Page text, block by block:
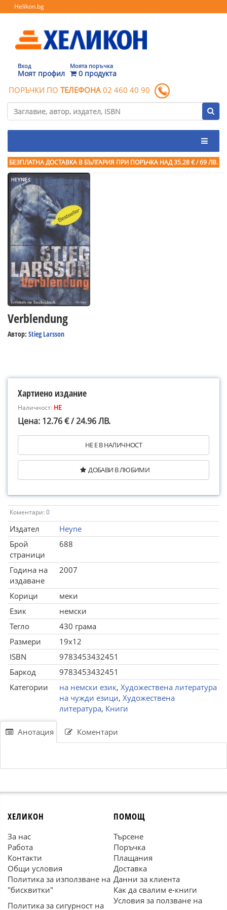
Helikon.bg
Вход
Моят профил
Моята поръчка
0 продукта
ПОРЪЧКИ ПО ТЕЛЕФОНА 02 460 40 90
БЕЗПЛАТНА ДОСТАВКА В БЪЛГАРИЯ ПРИ ПОРЪЧКА НАД 35.28 € / 69 ЛВ.
Verblendung
Автор: Stieg Larsson
Хартиено издание
Наличност: НЕ
Цена: 12.76 € / 24.96 ЛВ.
НЕ Е В НАЛИЧНОСТ
ДОБАВИ В ЛЮБИМИ
Коментари: 0
Издател
Heyne
Брой
страници
688
Година на
издаване
2007
Корици
меки
Език
немски
Тегло
430 грама
Размери
19x12
ISBN
9783453432451
Баркод
9783453432451
Категории
на немски език, Художествена литература
на чужди езици, Художествена
литература, Книги
Анотация Коментари
ХЕЛИКОН
За нас
Работа
Контакти
Общи условия
Политика за използване на
"бисквитки"
Политика за сигурност на
ПОМОЩ
Търсене
Поръчка
Плащания
Доставка
Данни за клиента
Как да свалим е-книги
Условия за ползване на